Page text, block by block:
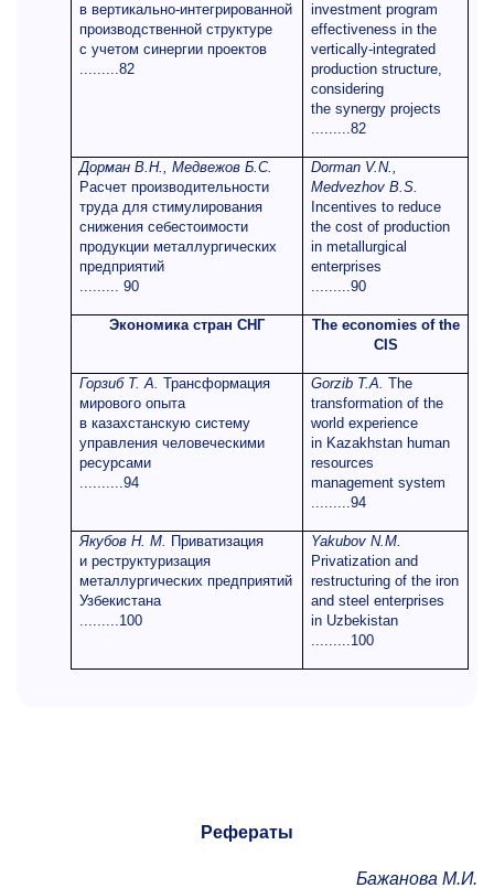
в вертикально-интегрированной
производственной структуре
с учетом синергии проектов
.........82
investment program
effectiveness in the
vertically-integrated
production structure,
considering
the synergy projects
.........82
Дорман В.Н., Медвежов Б.С.
Расчет производительности
труда для стимулирования
снижения себестоимости
продукции металлургических
предприятий
......... 90
Dorman V.N.,
Medvezhov B.S.
Incentives to reduce
the cost of production
in metallurgical
enterprises
.........90
Экономика стран СНГ
The economies of the
CIS
Горзиб Т. А. Трансформация
мирового опыта
в казахстанскую систему
управления человеческими
ресурсами
..........94
Gorzib T.A.The
transformation of the
world experience
in Kazakhstan human
resources
management system
.........94
Якубов Н. М. Приватизация
и реструктуризация
металлургических предприятий
Узбекистана
.........100
Yakubov N.M.
Privatization and
restructuring of the iron
and steel enterprises
in Uzbekistan
.........100
Рефераты
Бажанова М.И.